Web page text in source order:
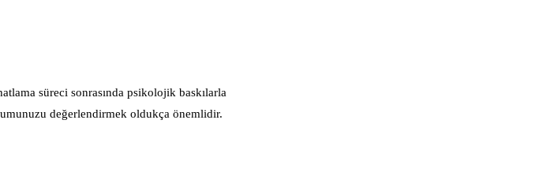
süreci sonrasında psikolojik baskılarla
değerlendirmek oldukça önemlidir.